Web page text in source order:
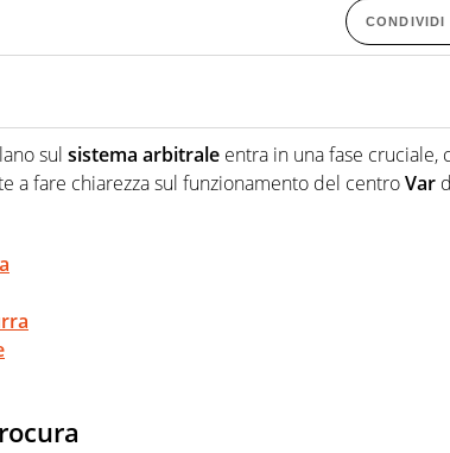
CONDIVIDI
F1, Motomondiale ma anche tennis, volley, basket: su
appassionati sanno che troveranno sempre copertura
La squadra di Virgilio Sport è formata da giornalisti ed
sul sistema arbitrale entra in una fase cruciale,
a fare chiarezza sul funzionamento del centroVar